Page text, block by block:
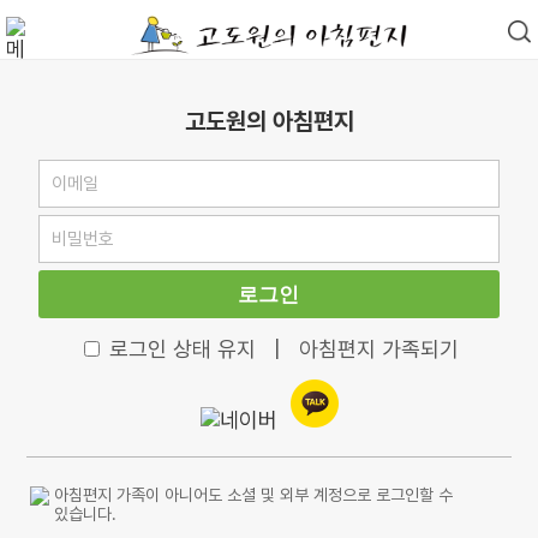
고도원의 아침편지
로그인
로그인 상태 유지 아침편지 가족되기
아침편지 가족이 아니어도 소셜 및 외부 계정으로 로그인할 수
있습니다.